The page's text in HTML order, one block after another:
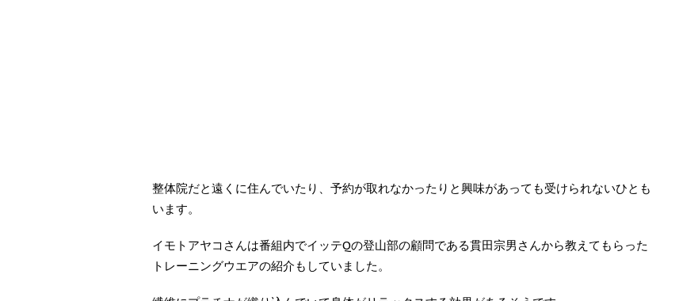
整体院だと遠くに住んでいたり、予約が取れなかったりと興味があっても受けられないひとも
います。
イモトアヤコさんは番組内でイッテQの登山部の顧問である貫田宗男さんから教えてもらった
トレーニングウエアの紹介もしていました。